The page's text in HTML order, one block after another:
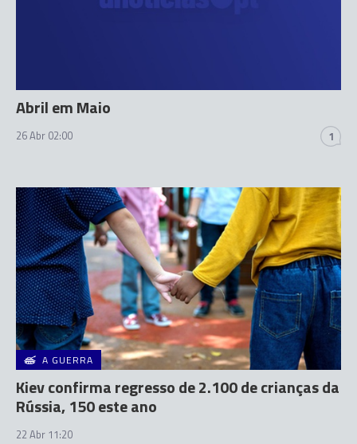
Abril em Maio
26 Abr 02:00 1
A GUERRA
Kiev confirma regresso de 2.100 de crianças da
Rússia, 150 este ano
22 Abr 11:20